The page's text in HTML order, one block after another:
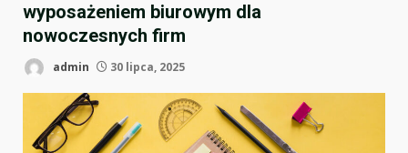
wyposażeniem biurowym dla
nowoczesnych firm
admin 30 lipca, 2025